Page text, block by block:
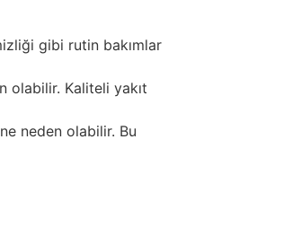
gibi rutin bakımlar
olabilir. Kaliteli yakıt
neden olabilir. Bu